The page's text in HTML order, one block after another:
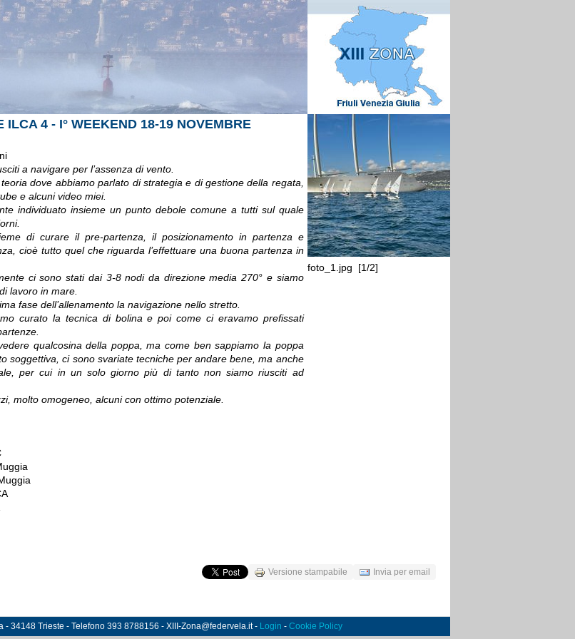
ILCA 4 - I° WEEKEND 18-19 NOVEMBRE
a navigare per l’assenza di vento.
dove abbiamo parlato di strategia e di gestione della regata,
e alcuni video miei.
individuato insieme un punto debole comune a tutti sul quale
di curare il pre-partenza, il posizionamento in partenza e
cioè tutto quel che riguarda l’effettuare una buona partenza in
ci sono stati dai 3-8 nodi da direzione media 270° e siamo
lavoro in mare.
fase dell’allenamento la navigazione nello stretto.
curato la tecnica di bolina e poi come ci eravamo prefissati
qualcosina della poppa, ma come ben sappiamo la poppa
soggettiva, ci sono svariate tecniche per andare bene, ma anche
per cui in un solo giorno più di tanto non siamo riusciti ad
molto omogeneo, alcuni con ottimo potenziale.
foto_1.jpg [1/2]
foto_2.jpg [2/2]
Versione stampabile Invia per email
- 34148 Trieste - Telefono 393 8788156 - XIII-Zona@federvela.it - Login - Cookie Policy